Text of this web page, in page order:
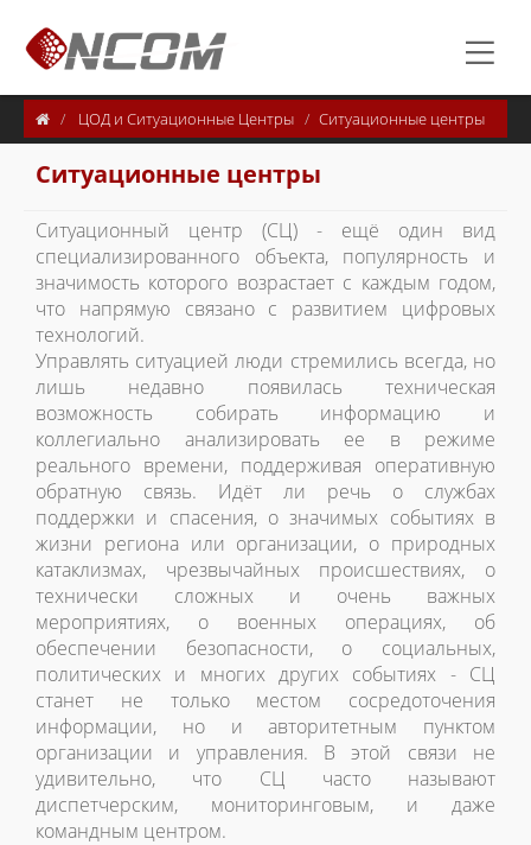
ЦОД и Ситуационные Центры Ситуационные центры
Ситуационные центры
Ситуационный центр (СЦ) - ещё один вид
специализированного объекта, популярность и
значимость которого возрастает с каждым годом,
что напрямую связано с развитием цифровых
технологий.
Управлять ситуацией люди стремились всегда, но
лишь недавно появилась техническая
возможность собирать информацию и
коллегиально анализировать ее в режиме
реального времени, поддерживая оперативную
обратную связь. Идёт ли речь о службах
поддержки и спасения, о значимых событиях в
жизни региона или организации, о природных
катаклизмах, чрезвычайных происшествиях, о
технически сложных и очень важных
мероприятиях, о военных операциях, об
обеспечении безопасности, о социальных,
политических и многих других событиях - СЦ
станет не только местом сосредоточения
информации, но и авторитетным пунктом
организации и управления. В этой связи не
удивительно, что СЦ часто называют
диспетчерским, мониторинговым, и даже
командным центром.